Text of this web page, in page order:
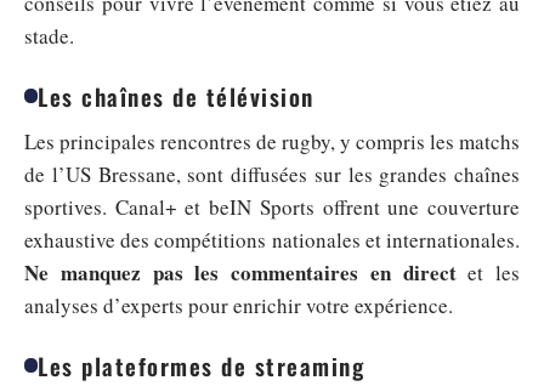
stade.
Les chaînes de télévision
Les principales rencontres de rugby, y compris les matchs
de l’US Bressane, sont diffusées sur les grandes chaînes
sportives. Canal+ et beIN Sports offrent une couverture
exhaustive des compétitions nationales et internationales.
Ne manquez pas les commentaires en directet les
analyses d’experts pour enrichir votre expérience.
Les plateformes de streaming